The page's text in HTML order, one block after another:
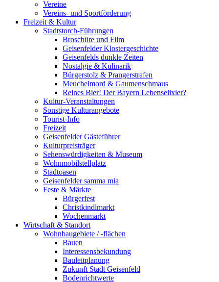
Vereine
Vereins- und Sportförderung
Freizeit & Kultur
Stadtstorch-Führungen
Broschüre und Film
Geisenfelder Klostergeschichte
Geisenfelds dunkle Zeiten
Nostalgie & Kulinarik
Bürgerstolz & Prangerstrafen
Meuchelmord & Gaumenschmaus
Reines Bier! Der Bayern Lebenselixier?
Kultur-Veranstaltungen
Sonstige Kulturangebote
Tourist-Info
Freizeit
Geisenfelder Gästeführer
Kulturpreisträger
Sehenswürdigkeiten & Museum
Wohnmobilstellplatz
Stadtoasen
Geisenfelder samma mia
Feste & Märkte
Bürgerfest
Christkindlmarkt
Wochenmarkt
Wirtschaft & Standort
Wohnbaugebiete / -flächen
Bauen
Interessensbekundung
Bauleitplanung
Zukunft Stadt Geisenfeld
Bodenrichtwerte